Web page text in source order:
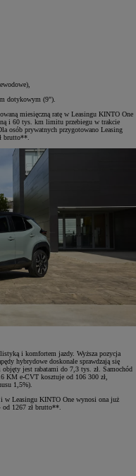
dotykowym (9").
miesięczną ratę w Leasingu KINTO One
i 60 tys. km limitu przebiegu w trakcie
osób prywatnych przygotowano Leasing
brutto**.
i komfortem jazdy. Wyższa pozycja
hybrydowe doskonale sprawdzają się
jest rabatami do 7,3 tys. zł. Samochód
KM e-CVT kosztuje od 106 300 zł,
1,5%).
i w Leasingu KINTO One wynosi ona już
1267 zł brutto**.